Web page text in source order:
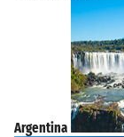
Argentina